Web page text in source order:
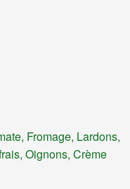
Fromage, Lardons,
Oignons, Crème